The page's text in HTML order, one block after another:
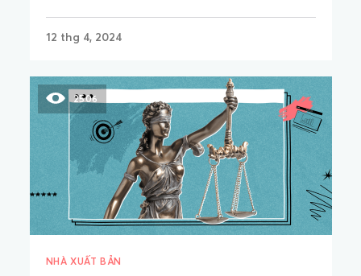
12 thg 4, 2024
2506
NHÀ XUẤT BẢN